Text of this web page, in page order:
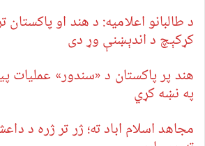
د طالبانو اعلامیه: د هند او پاکستان
کړکېچ د اندېښنې وړ دی
په نښه کړي
مجاهد اسلام اباد ته؛ ژر تر ژره د